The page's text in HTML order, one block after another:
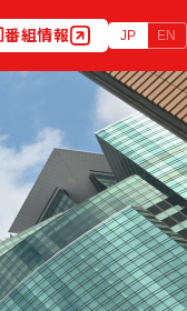
番組情報 JP EN